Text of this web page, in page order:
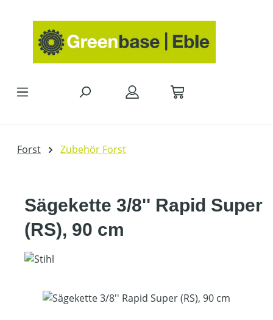
Forst Zubehör Forst
Sägekette 3/8'' Rapid Super
(RS), 90 cm
Bildergalerie überspringen